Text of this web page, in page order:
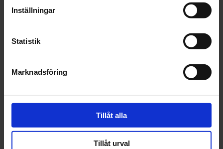
Inställningar
Statistik
Marknadsföring
Tillåt alla
Tillåt urval
Fråga om produkt